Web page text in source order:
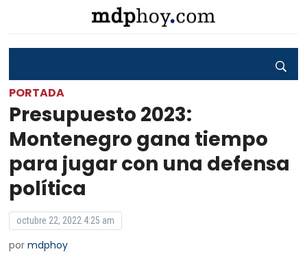
PORTADA
Presupuesto 2023:
Montenegro gana tiempo
para jugar con una defensa
política
octubre 22, 2022 4:25 am
pormdphoy